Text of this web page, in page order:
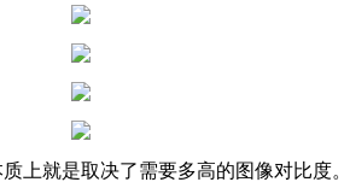
上就是取决了需要多高的图像对比度。